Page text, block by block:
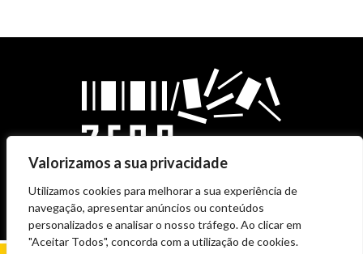
Valorizamos a sua privacidade
Utilizamos cookies para melhorar a sua experiência de
navegação, apresentar anúncios ou conteúdos
personalizados e analisar o nosso tráfego. Ao clicar em
"Aceitar Todos", concorda com a utilização de cookies.